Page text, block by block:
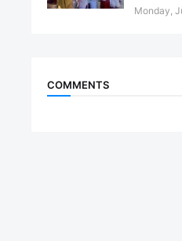
Monday,
COMMENTS